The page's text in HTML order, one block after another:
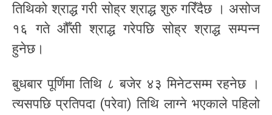
तिथिको श्राद्ध गरी सोह्र श्राद्ध शुरु गरिँदैछ । असोज
१६ गते औँसी श्राद्ध गरेपछि सोह्र श्राद्ध सम्पन्न
हुनेछ।
बुधबार पूर्णिमा तिथि ८ बजेर ४३ मिनेटसम्म रहनेछ ।
त्यसपछि प्रतिपदा (परेवा) तिथि लाग्ने भएकाले पहिलो